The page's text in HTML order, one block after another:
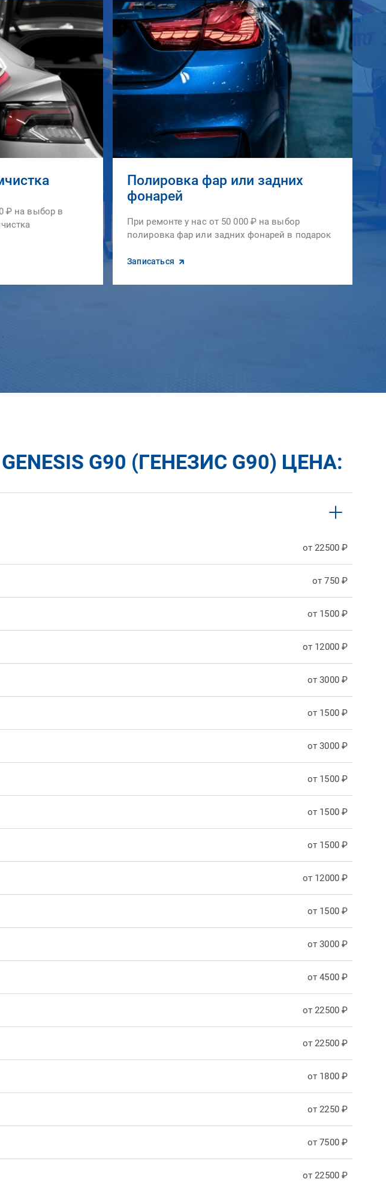
₽ на выбор в
Полировка фар или задних
фонарей
При ремонте у нас от 50 000 ₽ на выбор
полировка фар или задних фонарей в подарок
Записаться
G90 (ГЕНЕЗИС G90) ЦЕНА:
от 22500 ₽
от 750 ₽
от 1500 ₽
от 12000 ₽
от 3000 ₽
от 1500 ₽
от 3000 ₽
от 1500 ₽
от 1500 ₽
от 1500 ₽
от 12000 ₽
от 1500 ₽
от 3000 ₽
от 4500 ₽
от 22500 ₽
от 22500 ₽
от 1800 ₽
от 2250 ₽
от 7500 ₽
от 22500 ₽